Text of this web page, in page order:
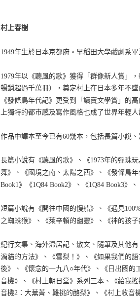
村上春樹
1949年生於日本京都府。早稻田大學戲劇系畢
1979年以《聽風的歌》獲得「群像新人賞」
暢銷超過千萬冊），奠定村上在日本多年不
《發條鳥年代記》更受到「讀賣文學賞」的
上獨特的都市感及寫作風格也成了世界年輕人
作品中譯本至今已有60幾本，包括長篇小說
長篇小說有《聽風的歌》、《1973年的彈珠
舞》、《國境之南、太陽之西》、《發條鳥
Book1》《1Q84 Book2》、《1Q84 Book3》
短篇小說有《開往中國的慢船》、《遇見
之蜘蛛猴》、《萊辛頓的幽靈》、《神的孩
紀行文集、海外滯居記、散文、隨筆及其他
渦貓的方法》、《雪梨！》、《如果我們的
後》、《懷念的一九八○年代》、《日出國的
音機》、《村上朝日堂》系列三本、《給我
音機2：大蕪菁、難挑的酪梨》、《村上收音